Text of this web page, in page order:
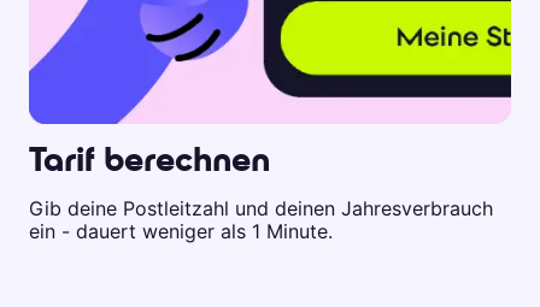
Tarif berechnen
Gib deine Postleitzahl und deinen Jahresverbrauch
ein - dauert weniger als 1 Minute.